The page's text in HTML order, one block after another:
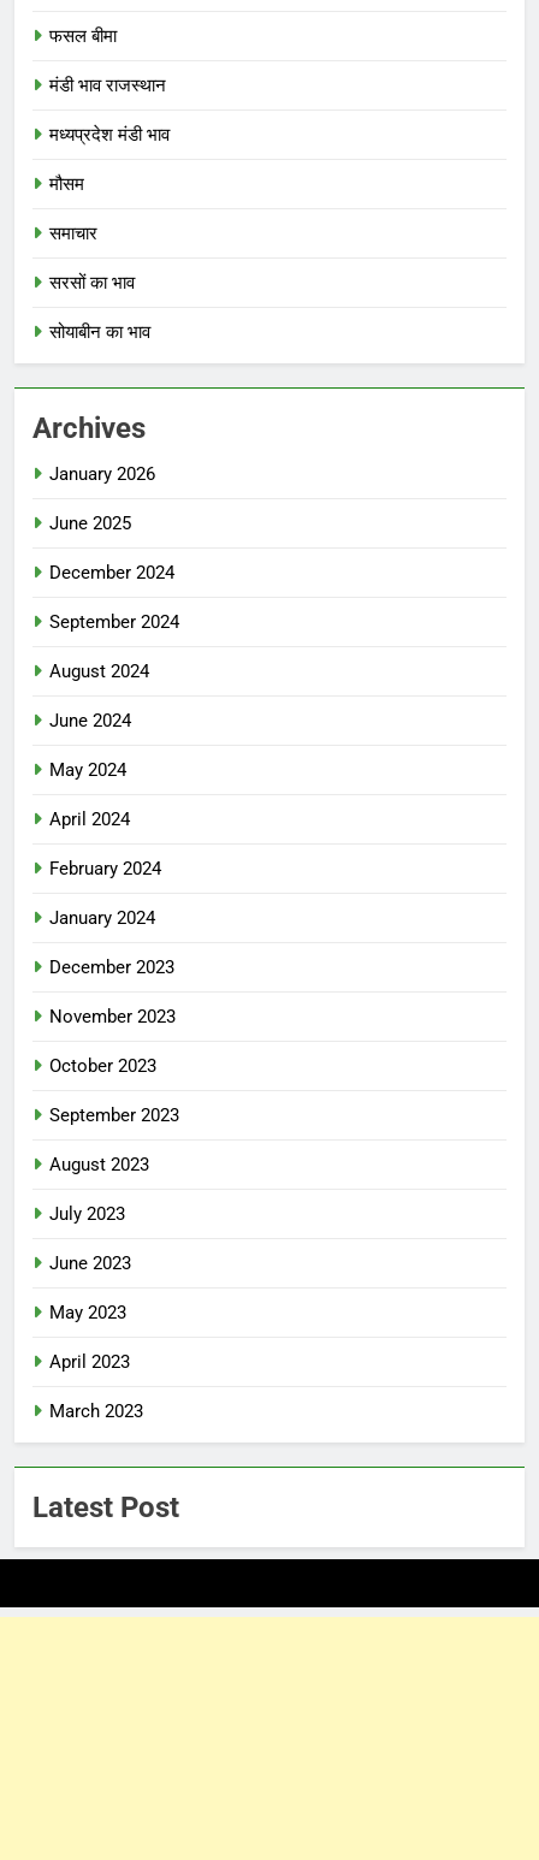
फसल बीमा
मंडी भाव राजस्थान
मध्यप्रदेश मंडी भाव
मौसम
समाचार
सरसों का भाव
सोयाबीन का भाव
Archives
January 2026
June 2025
December 2024
September 2024
August 2024
June 2024
May 2024
April 2024
February 2024
January 2024
December 2023
November 2023
October 2023
September 2023
August 2023
July 2023
June 2023
May 2023
April 2023
March 2023
Latest Post